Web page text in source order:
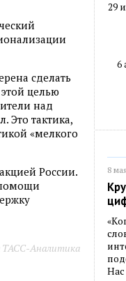
сделать
целью
над
Это тактика,
«мелкого
России.
ТАСС-Аналитика
29
6
8
Нас